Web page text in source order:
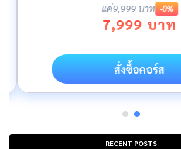
RECENT POSTS
แค่9,999 บาท -0%
7,999 บาท
สั่งซื้อคอร์ส